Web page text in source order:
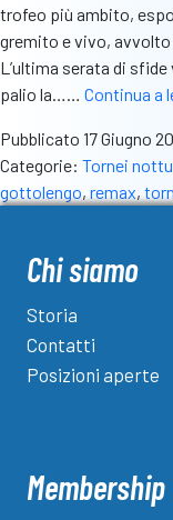
trofeo più ambito,
gremito e vivo,
L’ultima serata di
palio la…… Continua a
Pubblicato 17 Giugno
Categorie: Tornei
gottolengo, remax,
Chi siamo
Storia
Contatti
Posizioni aperte
Membership